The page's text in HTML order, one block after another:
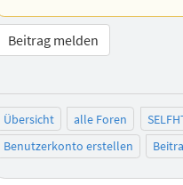
Beitrag melden
Übersicht alle Foren
Benutzerkonto erstellen